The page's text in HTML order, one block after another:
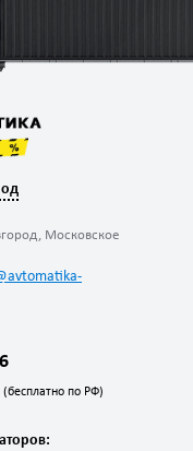
Московское
(бесплатно по РФ)